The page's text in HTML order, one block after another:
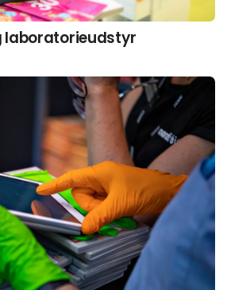
laboratorieudstyr